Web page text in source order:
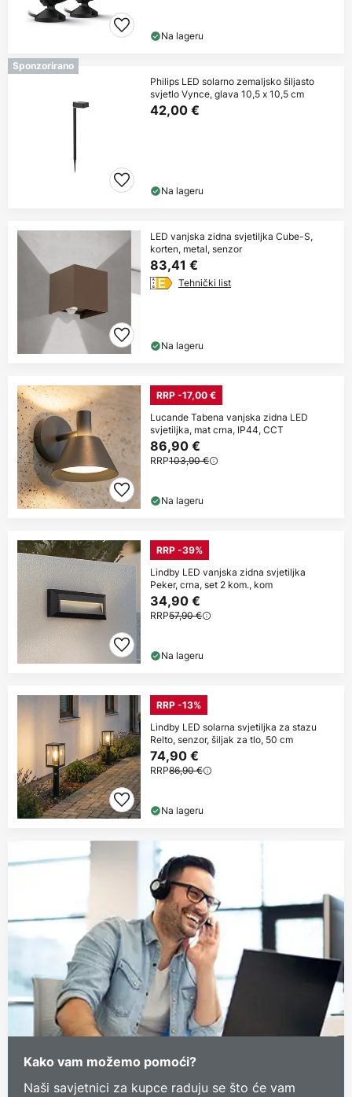
Na lageru
Sponzorirano
Philips LED solarno zemaljsko šiljasto
svjetlo Vynce, glava 10,5 x 10,5 cm
42,00 €
Na lageru
LED vanjska zidna svjetiljka Cube-S,
korten, metal, senzor
83,41 €
Tehnički list
Na lageru
RRP -17,00 €
Lucande Tabena vanjska zidna LED
svjetiljka, mat crna, IP44, CCT
86,90 €
RRP103,90 €
Na lageru
RRP -39%
Lindby LED vanjska zidna svjetiljka
Peker, crna, set 2 kom., kom
34,90 €
RRP57,90 €
Na lageru
RRP -13%
Lindby LED solarna svjetiljka za stazu
Relto, senzor, šiljak za tlo, 50 cm
74,90 €
RRP86,90 €
Na lageru
Kako vam možemo pomoći?
Naši savjetnici za kupce raduju se što će vam